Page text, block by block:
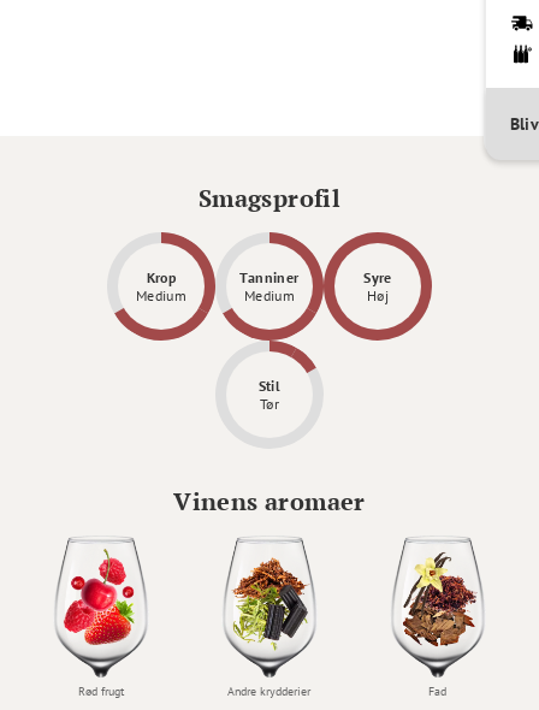
Smagsprofil
Krop
Medium
Tanniner
Medium
Syre
Høj
Stil
Tør
Vinens aromaer
Rød frugt Andre krydderier Fad